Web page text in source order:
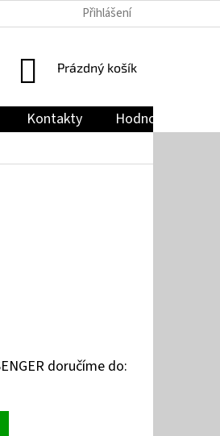
JAK NAKUPOVAT
Přihlášení
NÁKUPNÍ
Prázdný košík
Kontakty Hodnocení
doručíme do: